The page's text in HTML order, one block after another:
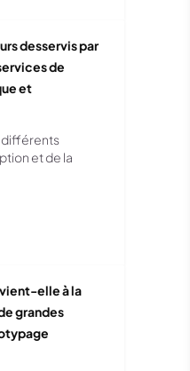
desservis par
de
et
différents
et de la
elle à la
grandes